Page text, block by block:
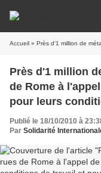
Accueil » Près d'1 million de métallurgistes dans les rues de
Près d'1 million
de Rome à
pour leurs
les conditions de
Publié le 18/10/2010 à
Par Solidarité